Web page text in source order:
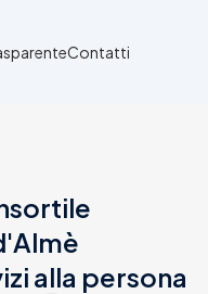
Contatti
alla persona